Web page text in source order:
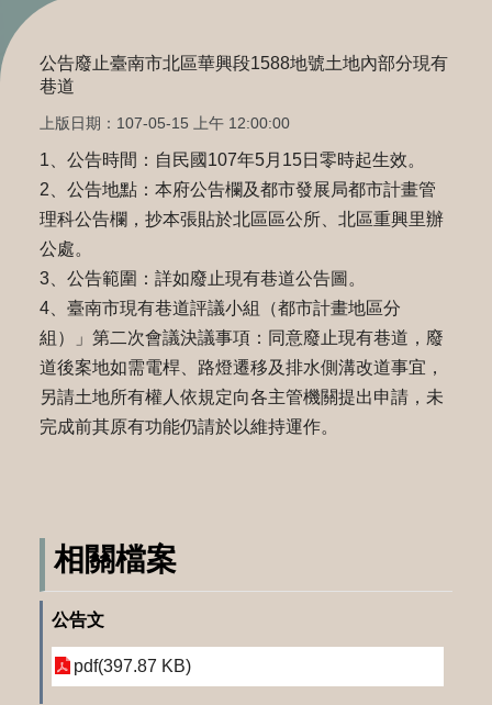
公告廢止臺南市北區華興段1588地號土地內部分現有
巷道
上版日期：107-05-15 上午 12:00:00
1、公告時間：自民國107年5月15日零時起生效。
2、公告地點：本府公告欄及都市發展局都市計畫管
理科公告欄，抄本張貼於北區區公所、北區重興里辦
公處。
3、公告範圍：詳如廢止現有巷道公告圖。
4、臺南市現有巷道評議小組（都市計畫地區分
組）」第二次會議決議事項：同意廢止現有巷道，廢
道後案地如需電桿、路燈遷移及排水側溝改道事宜，
另請土地所有權人依規定向各主管機關提出申請，未
完成前其原有功能仍請於以維持運作。
相關檔案
公告文
pdf(397.87 KB)